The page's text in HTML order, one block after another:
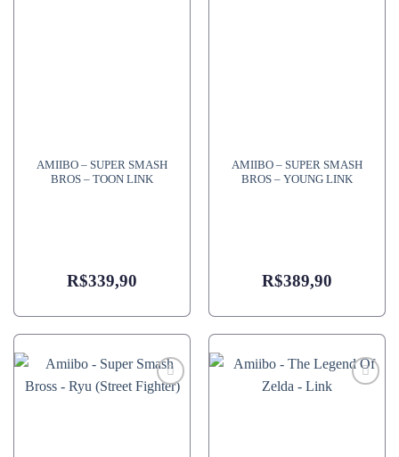
AMIIBO – SUPER SMASH
BROS – TOON LINK
R$339,90
AMIIBO – SUPER SMASH
BROS – YOUNG LINK
R$389,90